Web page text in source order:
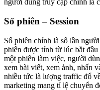
người dùng truy cập chính là
Số phiên – Session
Số phiên chính là số lần
phiên được tính từ lúc bắt
một phiên làm việc, người
xem bài viết, xem ảnh, nhấn
nhiều tức là lượng traffic đổ
marketing mang tỉ lệ chuyển